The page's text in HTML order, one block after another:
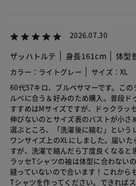
2026.07.30
ザッハトルテ 身長161cm 体型
カラー：ライトグレー
サイズ：XL
60代57キロ、ブルベサマーです。こ
ルベに合う＆好みのため購入。普段ド
すすめはMサイズですが、ドゥクラッ
伸びないのとサイズ表のバストが小さ
選ぶところ、「洗濯後に縮む」という
ワンサイズ上のXLにしました。届い
すが、洗濯で縮んだら丁度良くなると
ラッセTシャツの袖は体型に合わない
縫っていないので合います！これから
Tシャツを作ってください。できれば